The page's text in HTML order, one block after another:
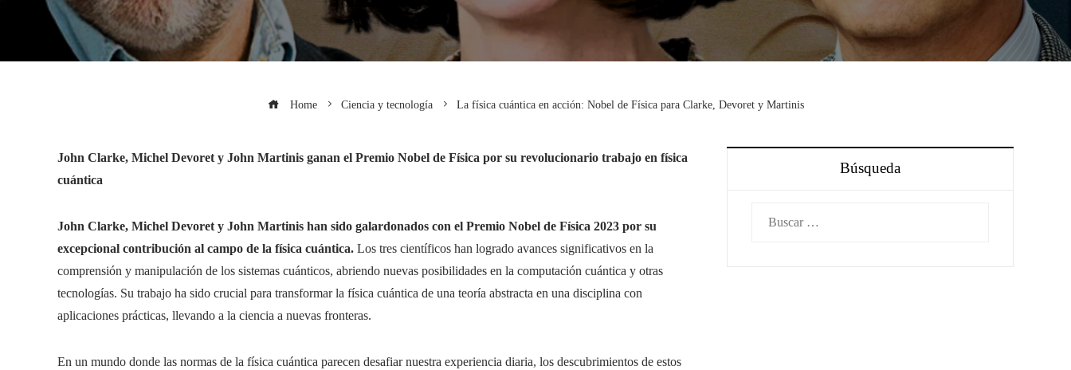
Home Ciencia y tecnología La física cuántica en acción: Nobel de Física para Clarke, Devoret y Martinis
John Clarke, Michel Devoret y John Martinis ganan el Premio Nobel de Física por su revolucionario trabajo en física
cuántica
John Clarke, Michel Devoret y John Martinis han sido galardonados con el Premio Nobel de Física 2023 por su
excepcional contribución al campo de la física cuántica. Los tres científicos han logrado avances significativos en la
comprensión y manipulación de los sistemas cuánticos, abriendo nuevas posibilidades en la computación cuántica y otras
tecnologías. Su trabajo ha sido crucial para transformar la física cuántica de una teoría abstracta en una disciplina con
aplicaciones prácticas, llevando a la ciencia a nuevas fronteras.
En un mundo donde las normas de la física cuántica parecen desafiar nuestra experiencia diaria, los descubrimientos de estos
Búsqueda